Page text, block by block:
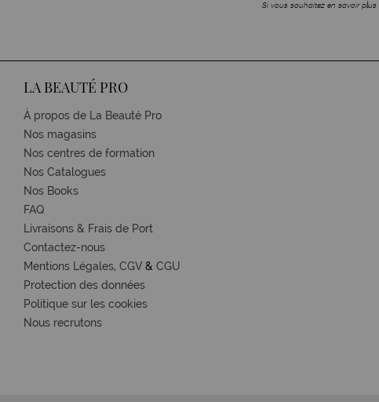
Si vous souhaitez en savoir plus
LA BEAUTÉ PRO
À propos de La Beauté Pro
Nos magasins
Nos centres de formation
Nos Catalogues
Nos Books
FAQ
Livraisons & Frais de Port
Contactez-nous
Mentions Légales, CGV & CGU
Protection des données
Politique sur les cookies
Nous recrutons